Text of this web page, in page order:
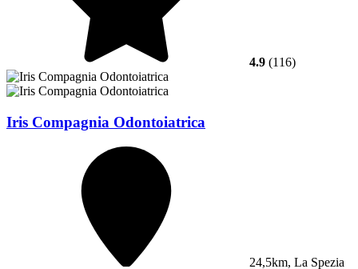
4.9 (116)
Iris Compagnia Odontoiatrica
24,5km, La Spezia